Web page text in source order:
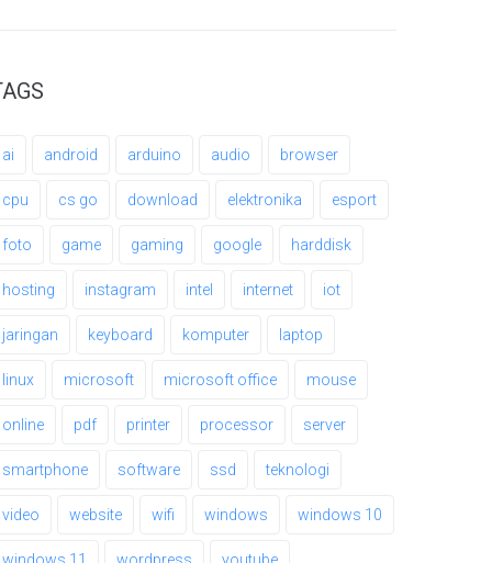
ai android arduino audio browser
cpu cs go download elektronika esport
foto game gaming google harddisk
hosting instagram intel internet iot
jaringan keyboard komputer laptop
linux microsoft microsoft office mouse
online pdf printer processor server
smartphone software ssd teknologi
video website wifi windows windows 10